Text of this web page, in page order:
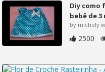
Diy como
bebê de 3
by michely
2500